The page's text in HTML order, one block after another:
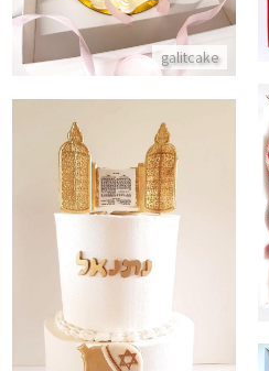
galitcake
עוגת קומות לבר מצווה